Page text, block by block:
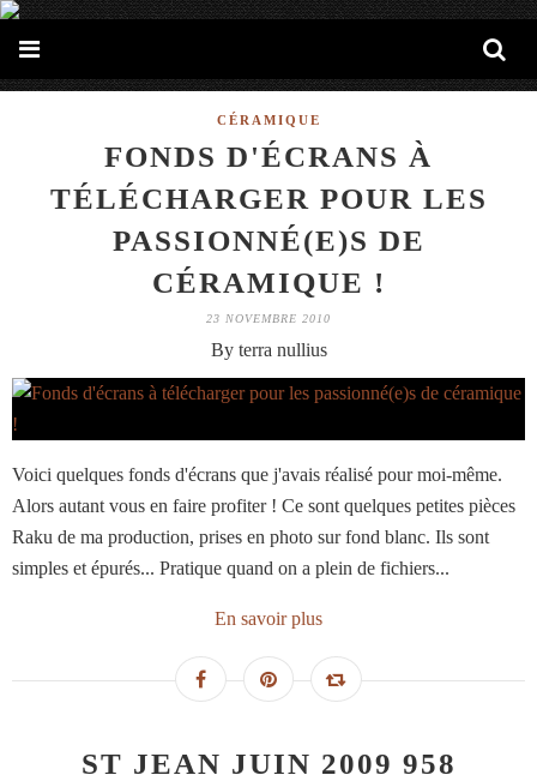
CÉRAMIQUE
FONDS D'ÉCRANS À
TÉLÉCHARGER POUR LES
PASSIONNÉ(E)S DE
CÉRAMIQUE !
23 NOVEMBRE 2010
By terra nullius
Voici quelques fonds d'écrans que j'avais réalisé pour moi-même.
Alors autant vous en faire profiter ! Ce sont quelques petites pièces
Raku de ma production, prises en photo sur fond blanc. Ils sont
simples et épurés... Pratique quand on a plein de fichiers...
En savoir plus
ST JEAN JUIN 2009 958